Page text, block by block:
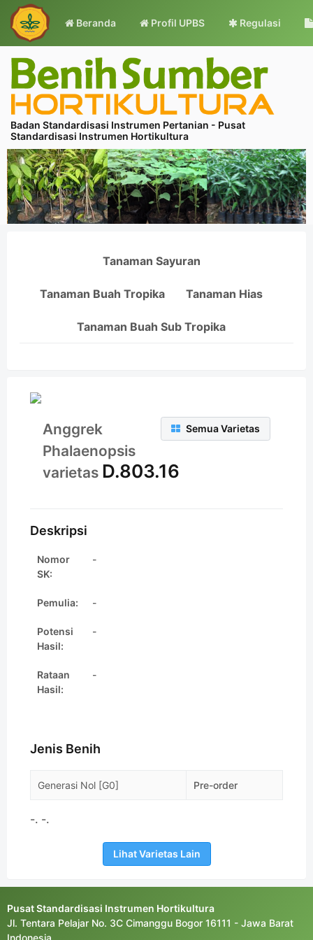
Beranda Profil UPBS Regulasi
Badan Standardisasi Instrumen Pertanian - Pusat
Standardisasi Instrumen Hortikultura
Tanaman Sayuran
Tanaman Buah Tropika Tanaman Hias
Tanaman Buah Sub Tropika
Semua Varietas
Anggrek
Phalaenopsis
varietas D.803.16
Deskripsi
Nomor
SK:
-
Pemulia: -
Potensi
Hasil:
-
Rataan
Hasil:
-
Jenis Benih
Generasi Nol [G0] Pre-order
-. -.
Lihat Varietas Lain
Pusat Standardisasi Instrumen Hortikultura
Jl. Tentara Pelajar No. 3C Cimanggu Bogor 16111 - Jawa Barat
Indonesia